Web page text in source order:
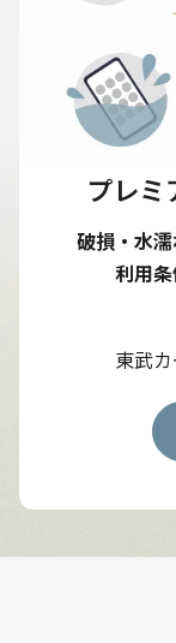
プレミ
破損・水
利用
東武